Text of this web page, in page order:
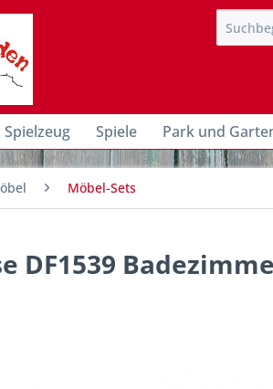
Spielzeug Spiele Park und
Möbel-Sets
DF1539